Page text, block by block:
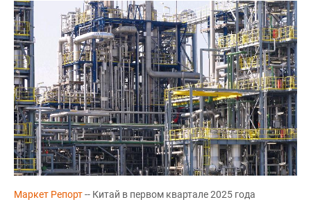
Маркет Репорт-- Китай в первом квартале 2025 года